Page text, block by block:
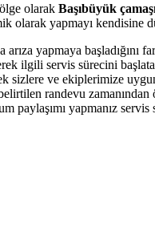
olarak Başıbüyük
olarak yapmayı kendisine
yapmaya başladığını
ilgili servis sürecini
sizlere ve ekiplerimize
randevu
paylaşımı yapmanız